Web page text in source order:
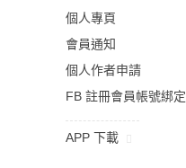
個人專頁
會員通知
個人作者申請
FB 註冊會員帳號綁定
APP 下載